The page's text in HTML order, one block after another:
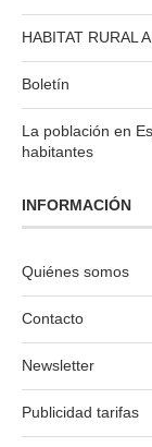
HABITAT RURAL
Boletín
La población en
habitantes
INFORMACIÓN
Quiénes somos
Contacto
Newsletter
Publicidad tarifas